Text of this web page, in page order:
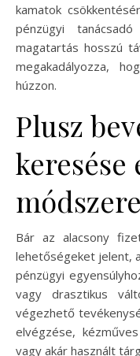
kamatok
pénzügyi
magatartás hosszú
megakadályozza,
húzzon.
Plusz
keresése
Bár az alacsony
lehetőségeket jelent,
pénzügyi
vagy drasztikus
végezhető
elvégzése,
vagy akár használt